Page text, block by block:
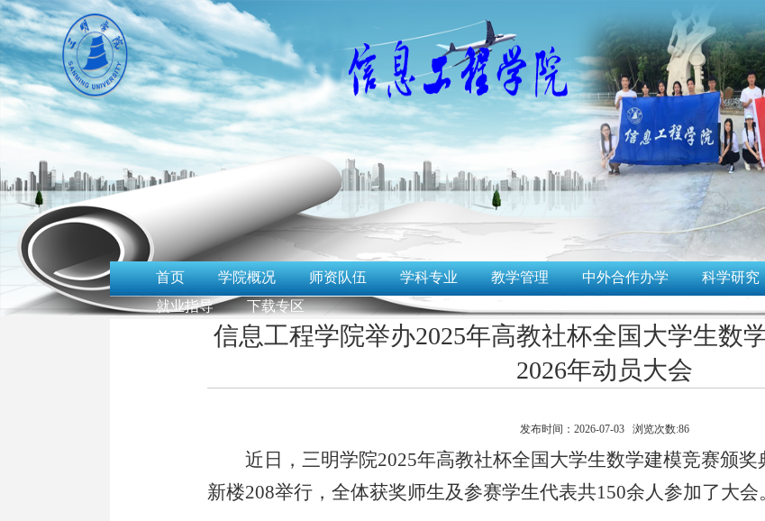
首页 学院概况 师资队伍 学科专业 教学管理 中外合作办学 科学研究
就业指导
下载专区
信息工程学院举办2025年高教社杯全国大学生数
2026年动员大会
发布时间：2026-07-03 浏览次数:86
近日，三明学院2025年高教社杯全国大学生数学建模竞赛颁
新楼208举行，全体获奖师生及参赛学生代表共150余人参加了大会